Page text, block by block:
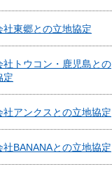
社東郷との立地協定
社トウコン・鹿児島との
定
社アンクスとの立地協定
社BANANAとの立地協定